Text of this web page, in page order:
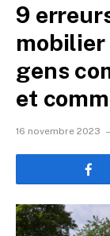
9
mobilier
gens
et
16 novembre 2023